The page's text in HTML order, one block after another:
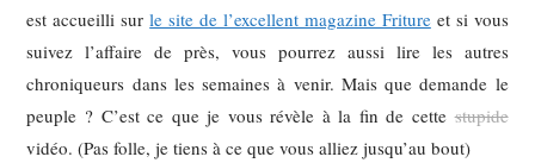
est accueilli surle site de l’excellent magazine Fritureet si vous
suivez l’affaire de près, vous pourrez aussi lire les autres
chroniqueurs dans les semaines à venir. Mais que demande le
peuple ? C’est ce que je vous révèle à la fin de cettestupide
vidéo. (Pas folle, je tiens à ce que vous alliez jusqu’au bout)